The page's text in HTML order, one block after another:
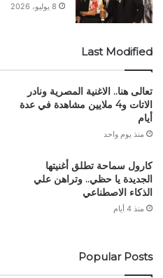
8 يوليو، 2026
Last Modified
تعالى هنا.. الاغنية المصرية ونادر
الاتات و4 ملايين مشاهدة في عدة
أيام
منذ يوم واحد
كارول سماحة تطلق أغنيتها
الجديدة يا حظي.. وتراهن علي
الذكاء الاصطناعي
منذ 4 أيام
Popular Posts